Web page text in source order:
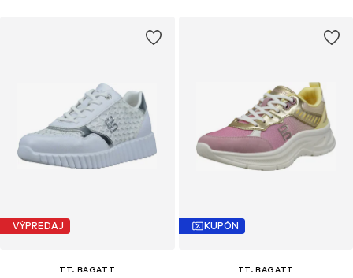
VÝPREDAJ
TT. BAGATT
KUPÓN
TT. BAGATT